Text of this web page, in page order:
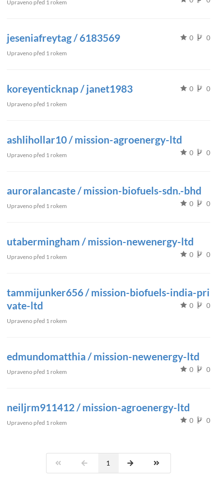
Upraveno před 1 rokem
jeseniafreytag / 6183569 0 0
Upraveno před 1 rokem
koreyenticknap / janet1983 0 0
Upraveno před 1 rokem
ashlihollar10 / mission-agroenergy-ltd
0 0
Upraveno před 1 rokem
auroralancaste / mission-biofuels-sdn.-bhd
0 0
Upraveno před 1 rokem
utabermingham / mission-newenergy-ltd
0 0
Upraveno před 1 rokem
tammijunker656 / mission-biofuels-india-pri
vate-ltd
0 0
Upraveno před 1 rokem
edmundomatthia / mission-newenergy-ltd
0 0
Upraveno před 1 rokem
neiljrm911412 / mission-agroenergy-ltd
0 0
Upraveno před 1 rokem
1